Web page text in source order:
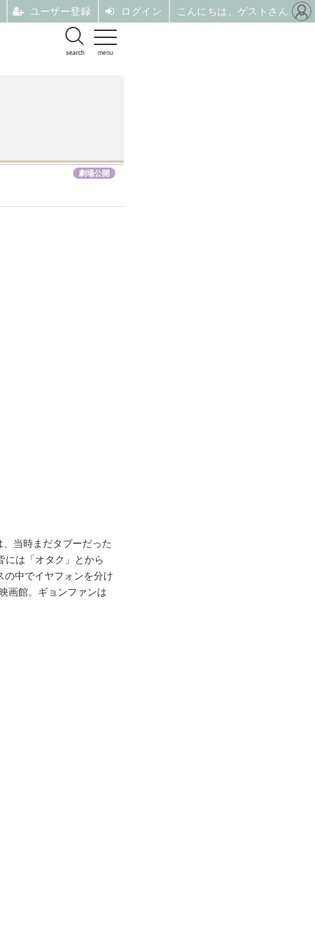
menu
search
劇場公開
当時まだタブーだった
には「オタク」とから
の中でイヤフォンを分け
画館。ギョンファンは
ユーザー登録 ログイン こんにちは、ゲストさん